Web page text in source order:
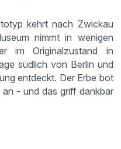
kehrt nach Zwickau
nimmt in wenigen
im Originalzustand in
südlich von Berlin und
entdeckt. Der Erbe bot
- und das griff dankbar